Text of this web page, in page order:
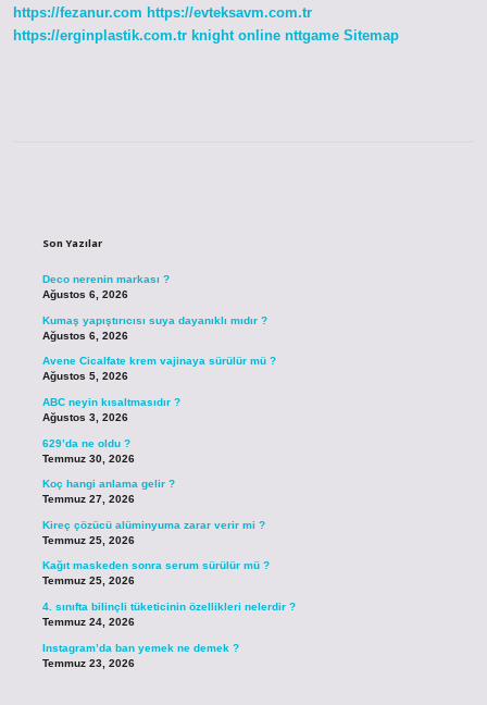
Mi
https://fezanur.com https://evteksavm.com.tr
https://erginplastik.com.tr knight online nttgame Sitemap
Son Yazılar
Deco nerenin markası ?
Ağustos 6, 2026
Kumaş yapıştırıcısı suya dayanıklı mıdır ?
Ağustos 6, 2026
Avene Cicalfate krem vajinaya sürülür mü ?
Ağustos 5, 2026
ABC neyin kısaltmasıdır ?
Ağustos 3, 2026
629’da ne oldu ?
Temmuz 30, 2026
Koç hangi anlama gelir ?
Temmuz 27, 2026
Kireç çözücü alüminyuma zarar verir mi ?
Temmuz 25, 2026
Kağıt maskeden sonra serum sürülür mü ?
Temmuz 25, 2026
4. sınıfta bilinçli tüketicinin özellikleri nelerdir ?
Temmuz 24, 2026
Instagram’da ban yemek ne demek ?
Temmuz 23, 2026